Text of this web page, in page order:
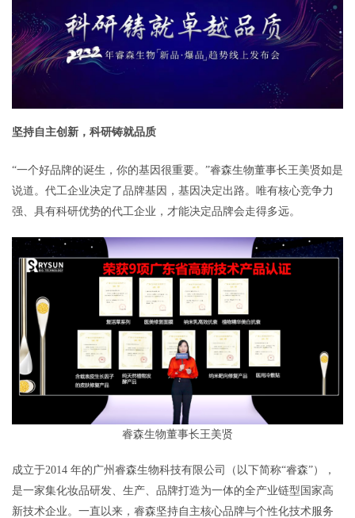
坚持自主创新，科研铸就品质
“一个好品牌的诞生，你的基因很重要。”睿森生物董事长王美贤如是
说道。代工企业决定了品牌基因，基因决定出路。唯有核心竞争力
强、具有科研优势的代工企业，才能决定品牌会走得多远。
睿森生物董事长王美贤
成立于2014 年的广州睿森生物科技有限公司（以下简称“睿森”），
是一家集化妆品研发、生产、品牌打造为一体的全产业链型国家高
新技术企业。一直以来，睿森坚持自主核心品牌与个性化技术服务